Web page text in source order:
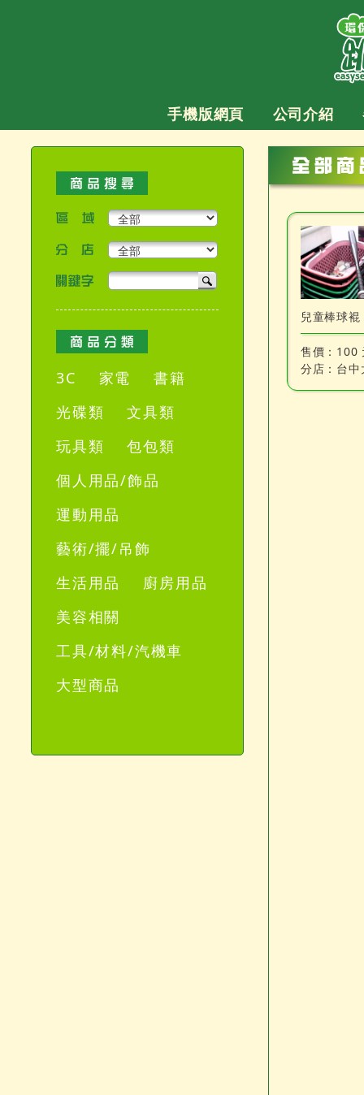
手機版網頁 公司介紹
區域
分店
關鍵字 產品搜尋
3C 家電
書籍
光碟類
文具類
玩具類
包包類
個人用品/飾品
運動用品
藝術/擺/吊飾
生活用品
廚房用品
美容相關
工具/材料/汽機車
大型商品
兒童棒球裩
售價： 100
分店： 台中